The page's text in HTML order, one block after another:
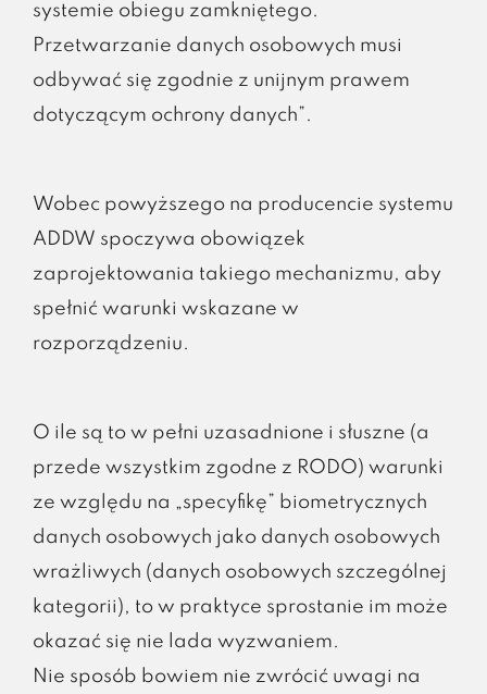
systemie obiegu zamkniętego.
Przetwarzanie danych osobowych musi
odbywać się zgodnie z unijnym prawem
dotyczącym ochrony danych”.
Wobec powyższego na producencie systemu
ADDW spoczywa obowiązek
zaprojektowania takiego mechanizmu, aby
spełnić warunki wskazane w
rozporządzeniu.
O ile są to w pełni uzasadnione i słuszne (a
przede wszystkim zgodne z RODO) warunki
ze względu na „specyfikę” biometrycznych
danych osobowych jako danych osobowych
wrażliwych (danych osobowych szczególnej
kategorii), to w praktyce sprostanie im może
okazać się nie lada wyzwaniem.
Nie sposób bowiem nie zwrócić uwagi na